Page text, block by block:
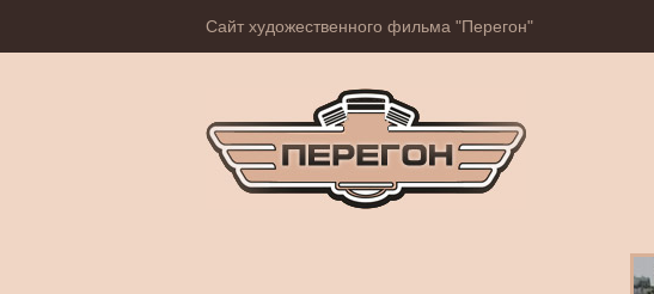
Сайт художественного фильма "Перегон"